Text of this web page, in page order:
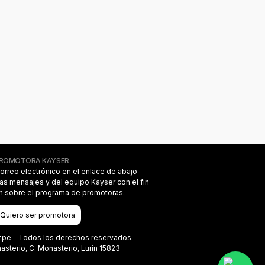
KAYSER
electrónico en el enlace de abajo
mensajes y del equipo Kayser con el fin
sobre el programa de promotoras.
Quiero ser promotora
- Todos los derechos reservados.
C. Monasterio, Lurín 15823